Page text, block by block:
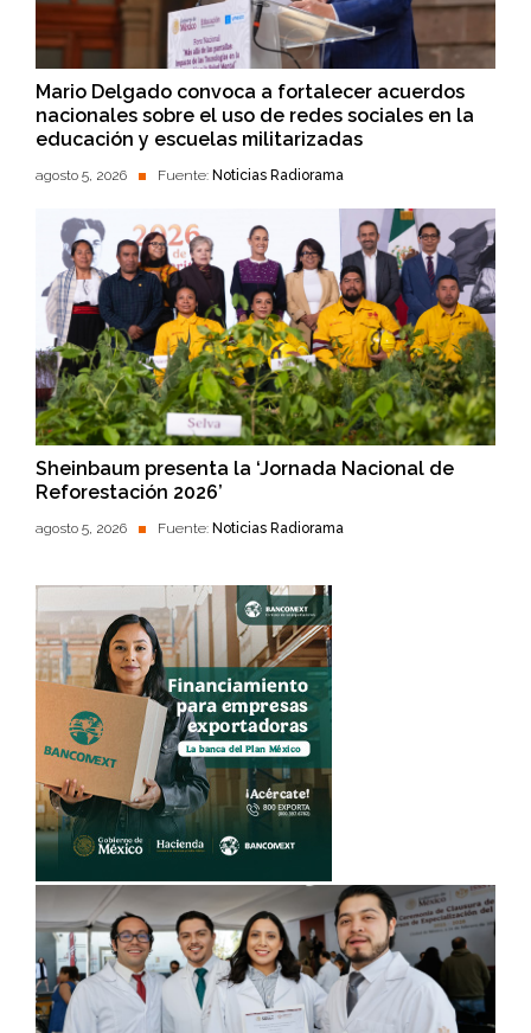
Mario Delgado convoca a fortalecer acuerdos
nacionales sobre el uso de redes sociales en la
educación y escuelas militarizadas
agosto 5, 2026 Fuente: Noticias Radiorama
Sheinbaum presenta la ‘Jornada Nacional de
Reforestación 2026’
agosto 5, 2026 Fuente: Noticias Radiorama